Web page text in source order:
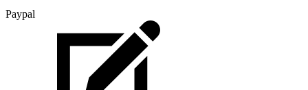
Paypal